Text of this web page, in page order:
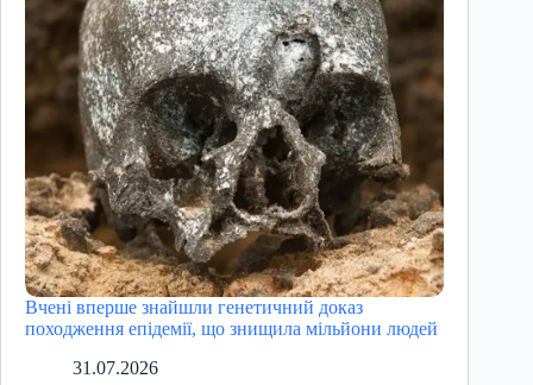
Вчені вперше знайшли генетичний доказ
походження епідемії, що знищила мільйони людей
31.07.2026